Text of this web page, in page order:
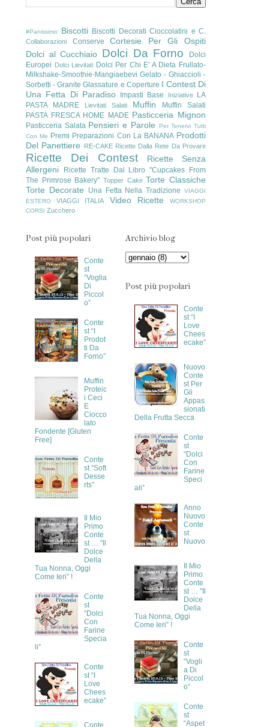
#Panissimo Biscotti Biscotti Decorati Cioccolatini e C.
Collaborazioni Conserve
Cortesie Per Gli Ospiti
Dolci al Cucchiaio Dolci Da Forno
Dolci
Europei Dolci Lievitati Dolci Per Chi E' A Dieta Frullato-
Milkshake-Smoothie-Mangiaebevi Gelato - Ghiaccioli -
Sorbetti - Granite Glassature e Coperture I Contest Di
Una Fetta Di Paradiso Impasti Base Iniziative
LA
PASTA MADRE
Lievitati Salati Muffin
Muffin Salati
PASTA FRESCA HOME MADE Pasticceria Mignon
Pasticceria Salata Pensieri e Parole
Per Tenervi Tutti
Con Me Premi Preparazioni Con La BANANA Prodotti
Del Panettiere
RE-CAKE Ricette Dalla Rete Da Provare
Ricette Dei Contest
Ricette Senza
Allergeni
Ricette Tratte Dal Libro "Cupcakes From
The Primrose Bakery" Topper Cake Torte Classiche
Torte Decorate
Una Fetta Nella Tradizione
VIAGGI
ESTERO
VIAGGI ITALIA Video Ricette
WORKSHOP
CORSI Zucchero
Post più popolari
Conte
st
“Voglia
Di
Piccol
o”
Conte
st “I
Prodot
ti Da
Forno”
Muffin
Proteic
i Ceci
E
Ciocco
lato
Fondente [Gluten
Free]
Conte
st “Soft
Desse
rts”
Il Mio
Primo
Conte
st … "Il
Dolce
Della
Tua Nonna, Oggi
Come Ieri” !
Conte
st
“Dolci
Con
Farine
Specia
li”
Conte
st “I
Love
Chees
ecake”
Conte
Archivio blog
Post più popolari
Conte
st “I
Love
Chees
ecake”
Nuovo
Conte
st Per
Gli
Appas
sionati
Della Frutta Secca
Conte
st
“Dolci
Con
Farine
Speci
ali”
Anno
Nuovo
Conte
st
Nuovo
Il Mio
Primo
Conte
st … "Il
Dolce
Della
Tua Nonna, Oggi
Come Ieri” !
Conte
st
“Vogli
a Di
Piccol
o”
Conte
st
“Aspet